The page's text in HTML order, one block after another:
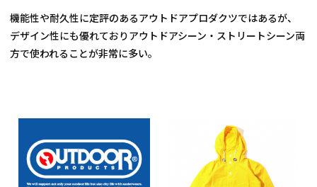
機能性や耐久性に定評のあるアウトドアプロダクツではあるが、
デザイン性にも優れておりアウトドアシーン・ストリートシーン両
方で使われることが非常に多い。